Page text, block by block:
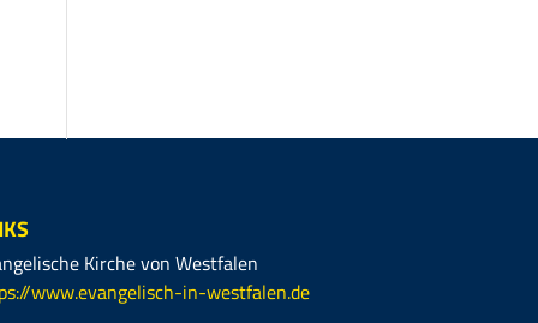
Kirche von Westfalen
www.evangelisch-in-westfalen.de